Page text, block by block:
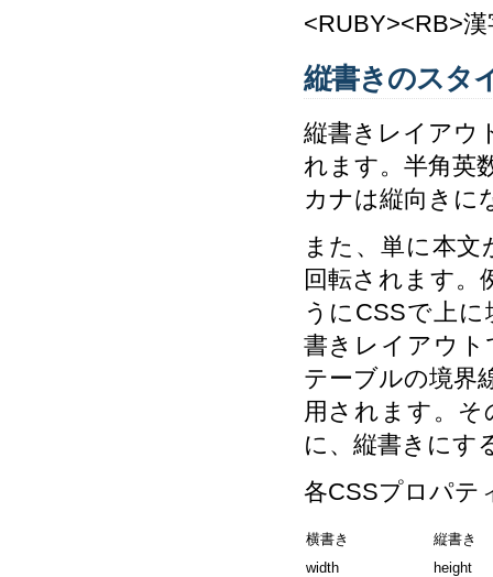
<RUBY><RB>
縦書きのスタ
縦書きレイアウ
れます。半角英
カナは縦向きに
また、単に本
回転されます。
うにCSSで上
書きレイアウト
テーブルの境界
用されます。
に、縦書きにす
各CSSプロパテ
横書き
縦書き
width
height